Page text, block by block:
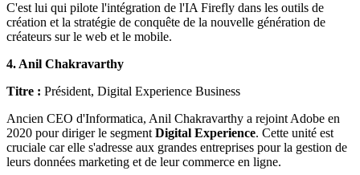
C'est lui qui pilote l'intégration de l'IA Firefly dans les outils de
création et la stratégie de conquête de la nouvelle génération de
créateurs sur le web et le mobile.
4. Anil Chakravarthy
Titre : Président, Digital Experience Business
Ancien CEO d'Informatica, Anil Chakravarthy a rejoint Adobe en
2020 pour diriger le segment Digital Experience. Cette unité est
cruciale car elle s'adresse aux grandes entreprises pour la gestion de
leurs données marketing et de leur commerce en ligne.